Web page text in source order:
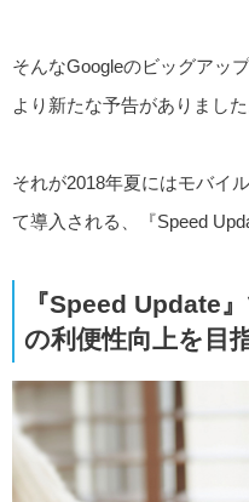
そんなGoogleのビッグアッ
より新たな予告がありました
それが2018年夏にはモバイ
て導入される、『Speed
『Speed Update
の利便性向上を目